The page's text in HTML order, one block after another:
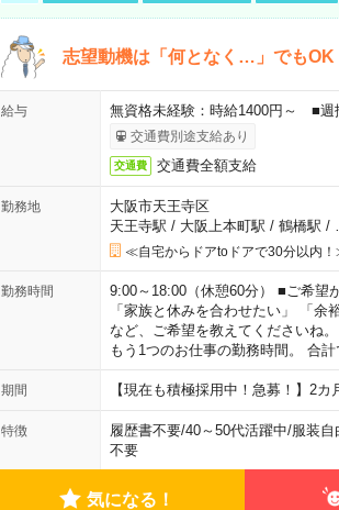
志望動機は「何となく…」でもOK
給与 無資格未経験：時給1400円～ ■
交通費別途支給あり
交通費 交通費全額支給
勤務地
大阪市天王寺区
天王寺駅 / 大阪上本町駅 / 鶴橋駅 /
≪自宅からドアtoドアで30分以内！
勤務時間
9:00～18:00（休憩60分） ■ご希望
「家族と休みを合わせたい」 「余
など、ご希望を教えてくださいね
もう1つのお仕事の勤務時間。 合
期間 【現在も積極採用中！急募！】2
特徴 履歴書不要/40～50代活躍中/服装自
不要
気になる！